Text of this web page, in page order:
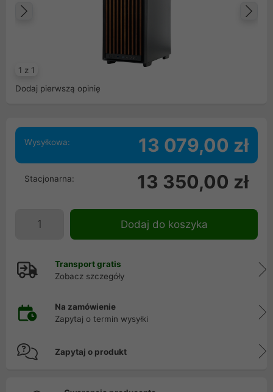
1 z 1
Dodaj pierwszą opinię
Wysyłkowa: 13 079,00 zł
Stacjonarna: 13 350,00 zł
Dodaj do koszyka
Transport gratis
Zobacz szczegóły
Na zamówienie
Zapytaj o termin wysyłki
Zapytaj o produkt